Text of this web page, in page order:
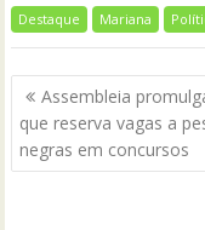
Destaque Mariana
Navegação
de
Post
Assembleia
que reserva vagas a
negras em concursos